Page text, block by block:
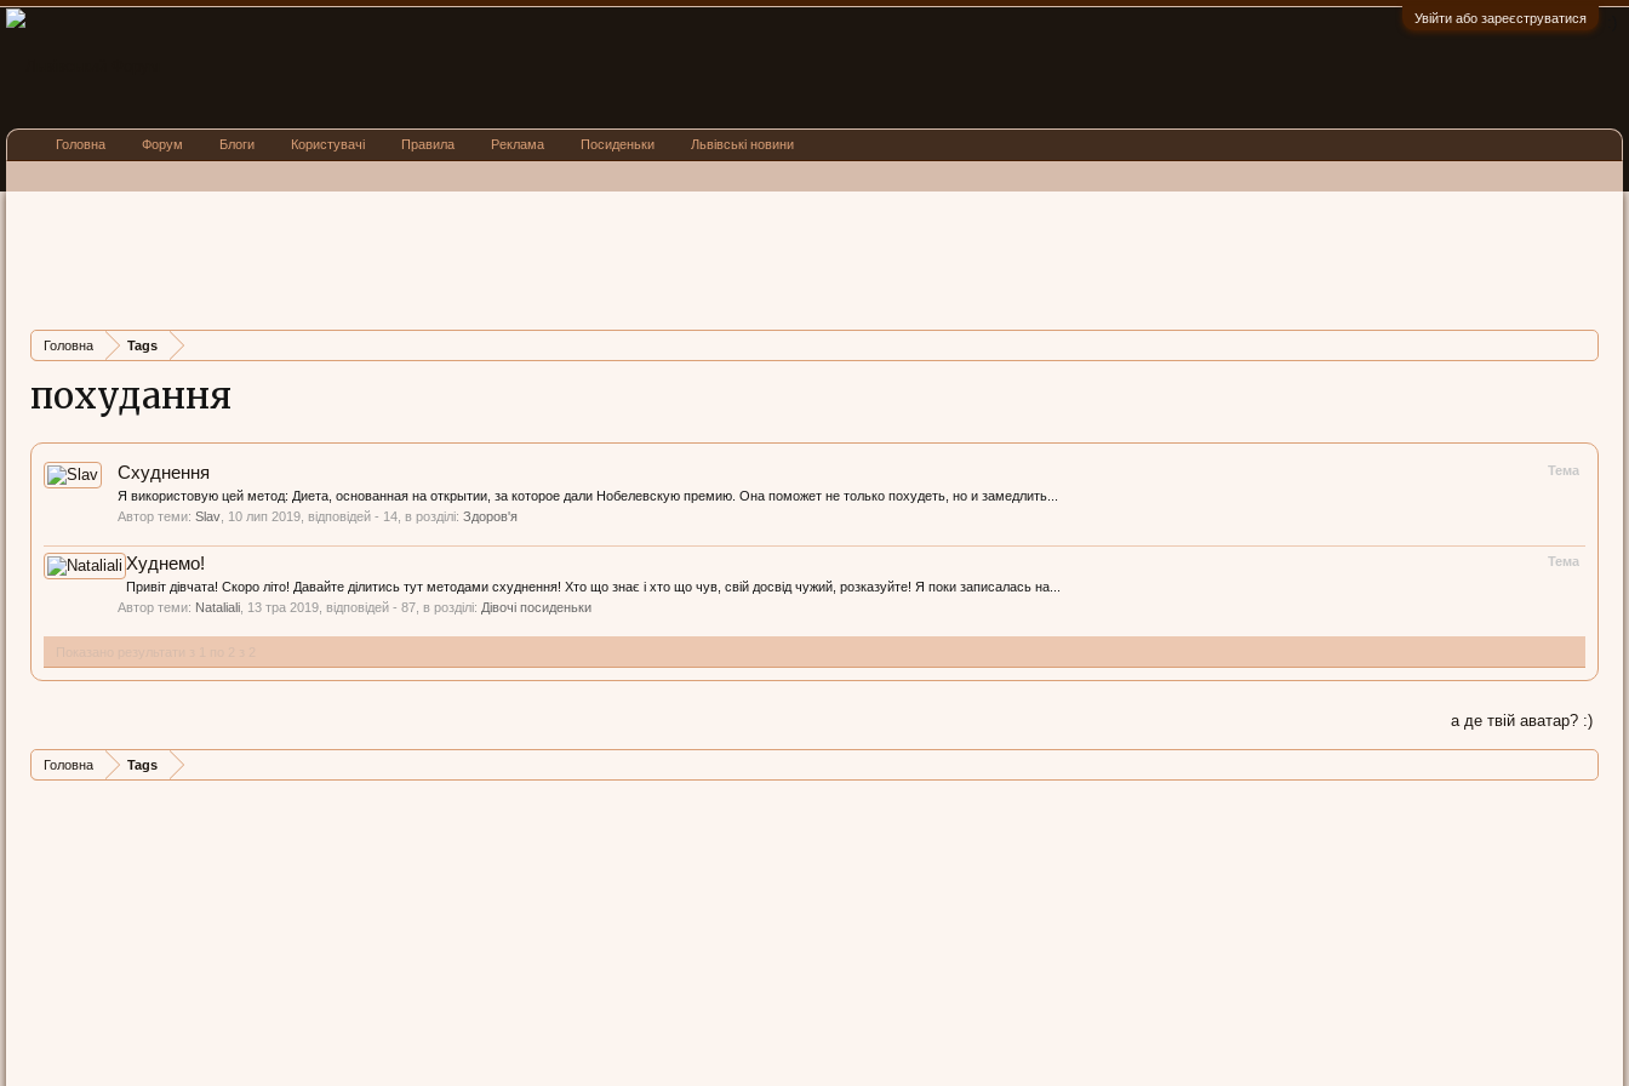
Увійти або зареєструватися
Головна Tags
похудання
Тема
Схуднення
Я використовую цей метод: Диета, основанная на открытии, за которое дали Нобелевскую премию. Она поможет не только похудеть, но и замедлить...
Автор теми: Slav 10 лип 2019 , відповідей - 14, в розділі: Здоров'я
Тема
Худнемо!
Привіт дівчата! Скоро літо! Давайте ділитись тут методами схуднення! Хто що знає і хто що чув, свій досвід чужий, розказуйте! Я поки записалась на...
Автор теми: Nataliali 13 тра 2019 , відповідей - 87, в розділі: Дівочі посиденьки
а де твій аватар? :)
Головна Tags
Головна Форум Блоги Користувачі Правила Реклама Посиденьки Львівські новини